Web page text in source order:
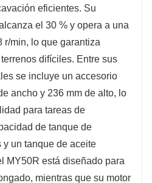
eficientes. Su
el 30 % y opera a una
r/min, lo que garantiza
difíciles. Entre sus
se incluye un accesorio
ancho y 236 mm de alto, lo
para tareas de
de tanque de
un tanque de aceite
MY50R está diseñado para
mientras que su motor